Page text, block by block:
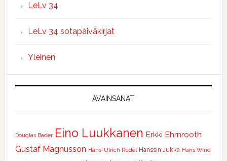
LeLv 34
LeLv 34 sotapäiväkirjat
Yleinen
AVAINSANAT
Douglas Bader Eino Luukkanen Erkki Ehrnrooth
Gustaf Magnusson Hans-Ulrich Rudel Hanssin Jukka Hans Wind